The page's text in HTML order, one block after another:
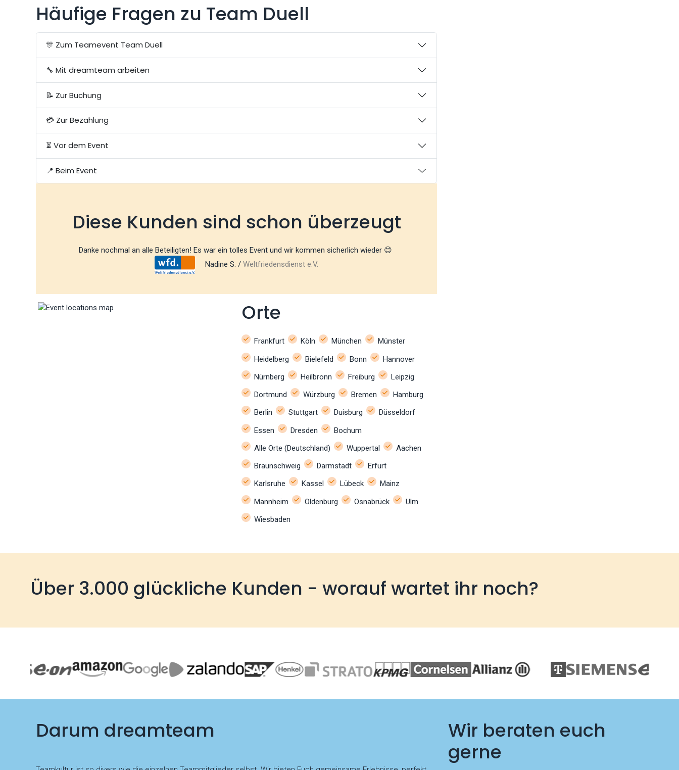
Häufige Fragen zu Team Duell
🎊 Zum Teamevent Team Duell
🔧 Mit dreamteam arbeiten
📝 Zur Buchung
💳 Zur Bezahlung
⏳ Vor dem Event
📍 Beim Event
Diese Kunden sind schon überzeugt
Danke nochmal an alle Beteiligten! Es war ein tolles Event und wir kommen sicherlich wieder 😊
Nadine S. / Weltfriedensdienst e.V.
Orte
Frankfurt Köln München
Münster
Heidelberg
Bielefeld Bonn
Hannover
Nürnberg
Heilbronn Freiburg
Leipzig
Dortmund
Würzburg Bremen
Hamburg
Berlin
Stuttgart Duisburg
Düsseldorf
Essen
Dresden
Bochum
Alle Orte (Deutschland)
Wuppertal
Aachen
Braunschweig
Darmstadt
Erfurt
Karlsruhe
Kassel Lübeck
Mainz
Mannheim
Oldenburg Osnabrück
Ulm
Wiesbaden
Über 3.000 glückliche Kunden - worauf wartet ihr noch?
Darum dreamteam
Wir beraten euch
gerne